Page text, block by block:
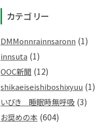
カテゴリー
DMMonnrainnsaronn (1)
innsuta (1)
OOC新聞 (12)
shikaeiseishiboshixyuu (1)
いびき 睡眠時無呼吸 (3)
お奨めの本 (604)